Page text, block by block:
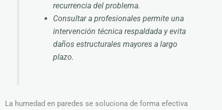
recurrencia del problema.
Consultar a profesionales permite una
intervención técnica respaldada y evita
daños estructurales mayores a largo
plazo.
La humedad en paredes se soluciona de forma efectiva